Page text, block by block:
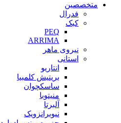
متخصصین
فدرال
کبک
PEQ
ARRIMA
نیروی ماهر
استانی
انتاریو
بریتیش کلمبیا
ساسکچوان
منیتوبا
آلبرتا
نیوبرانزویک